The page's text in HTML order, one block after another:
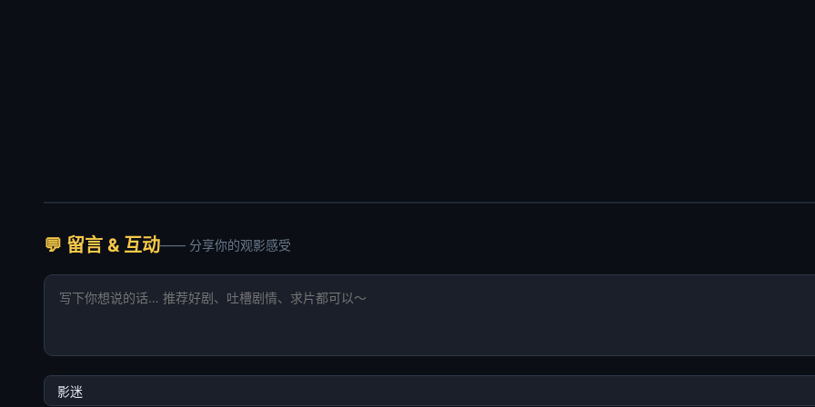
💬 留言 & 互动—— 分享你的观影感受